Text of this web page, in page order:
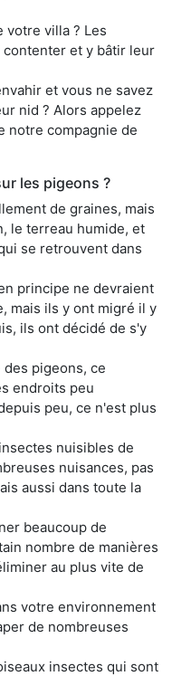
votre villa ? Les
et y bâtir leur
et vous ne savez
nid ? Alors appelez
notre compagnie de
les pigeons ?
de graines, mais
le terreau humide, et
se retrouvent dans
principe ne devraient
mais ils y ont migré il y
ils ont décidé de s'y
pigeons, ce
endroits peu
peu, ce n'est plus
nuisibles de
nuisances, pas
aussi dans toute la
beaucoup de
nombre de manières
au plus vite de
votre environnement
de nombreuses
insectes qui sont